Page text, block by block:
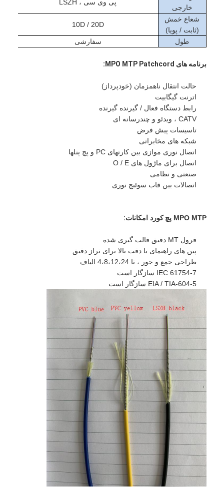
فیش نوری Patchcord
رنگدانه فیبر نوری
آداپتور فیبر نوری
کاهش دهنده فیبر نوری
جعبه خاتمه فیبر نوری
پنل پچ فیبر نوری
ماژول فرستنده نوری
مبدل رسانه ای فیبر نوری
خارجی
پی وی سی ، LSZH
شعاع خمش
(ثابت / پویا)
10D / 20D
طول سفارشی
برنامه های MPO MTP Patchcord:
حالت انتقال ناهمزمان (خودپرداز)
اترنت گیگابیت
رابط دستگاه فعال / گیرنده گیرنده
CATV ، ویدئو و چندرسانه ای
تاسیسات پیش فرض
شبکه های مخابراتی
اتصال نوری موازی بین کارتهای PC و پچ پنلها
اتصال برای ماژول های O / E
صنعتی و نظامی
اتصالات بین قاب سوئیچ نوری
MPO MTP پچ کورد امکانات:
فرول MT دقیق قالب گیری شده
پین های راهنمای با دقت بالا برای تراز دقیق
طراحی جمع و جور ، تا 4،8،12،24 الیاف
IEC 61754-7 سازگار است
EIA / TIA-604-5 سازگار است